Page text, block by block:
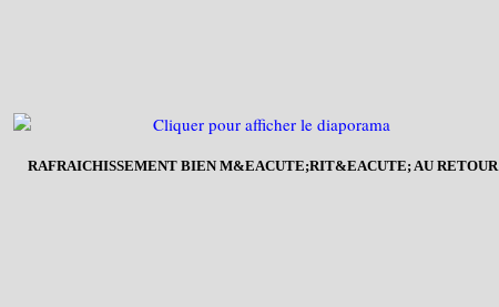
RAFRAICHISSEMENT BIEN M&EACUTE;RIT&EACUTE; AU RETOUR